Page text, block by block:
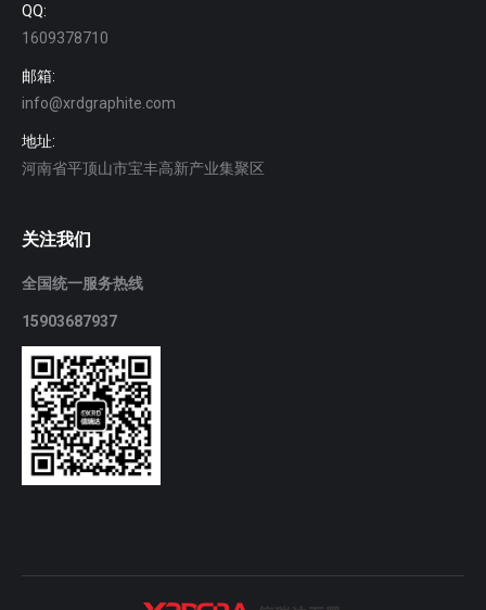
QQ:
1609378710
邮箱:
info@xrdgraphite.com
地址:
河南省平顶山市宝丰高新产业集聚区
关注我们
全国统一服务热线
15903687937